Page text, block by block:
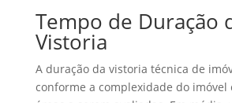
Tempo de Duração
Vistoria
A duração da vistoria técnica de
conforme a complexidade do imóvel